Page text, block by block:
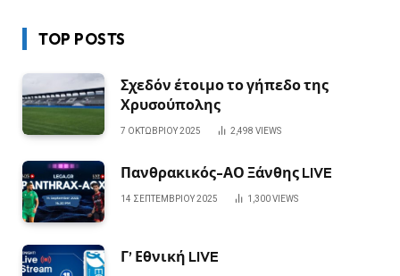
TOP POSTS
Σχεδόν έτοιμο το γήπεδο της
Χρυσούπολης
7 ΟΚΤΩΒΡΊΟΥ 2025 2,498 VIEWS
Πανθρακικός-ΑΟ Ξάνθης LIVE
14 ΣΕΠΤΕΜΒΡΊΟΥ 2025 1,300VIEWS
Γ’ Εθνική LIVE